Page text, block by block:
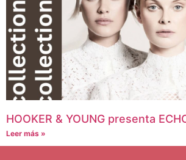
HOOKER & YOUNG presenta
Leer más »